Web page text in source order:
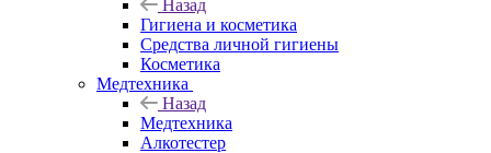
Назад
Гигиена и косметика
Средства личной гигиены
Косметика
Медтехника
Назад
Медтехника
Алкотестер